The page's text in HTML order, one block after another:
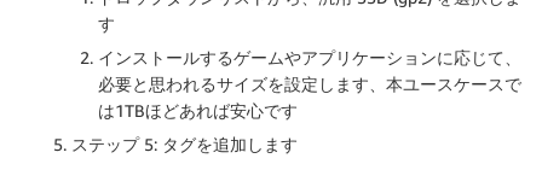
す
インストールするゲームやアプリケーションに応じて、
必要と思われるサイズを設定します、本ユースケースで
は1TBほどあれば安心です
ステップ 5: タグを追加します